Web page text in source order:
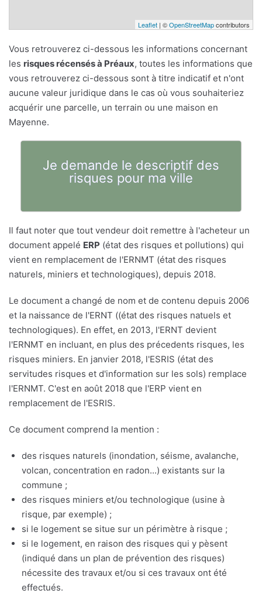
Leaflet | ©OpenStreetMapcontributors
Vous retrouverez ci-dessous les informations concernant
les risques récensés à Préaux, toutes les informations que
vous retrouverez ci-dessous sont à titre indicatif et n'ont
aucune valeur juridique dans le cas où vous souhaiteriez
acquérir une parcelle, un terrain ou une maison en
Mayenne.
Je demande le descriptif des
risques pour ma ville
Il faut noter que tout vendeur doit remettre à l'acheteur un
document appelé ERP (état des risques et pollutions) qui
vient en remplacement de l'ERNMT (état des risques
naturels, miniers et technologiques), depuis 2018.
Le document a changé de nom et de contenu depuis 2006
et la naissance de l'ERNT ((état des risques natuels et
technologiques). En effet, en 2013, l'ERNT devient
l'ERNMT en incluant, en plus des précedents risques, les
risques miniers. En janvier 2018, l'ESRIS (état des
servitudes risques et d'information sur les sols) remplace
l'ERNMT. C'est en août 2018 que l'ERP vient en
remplacement de l'ESRIS.
Ce document comprend la mention :
des risques naturels (inondation, séisme, avalanche,
volcan, concentration en radon...) existants sur la
commune ;
des risques miniers et/ou technologique (usine à
risque, par exemple) ;
si le logement se situe sur un périmètre à risque ;
si le logement, en raison des risques qui y pèsent
(indiqué dans un plan de prévention des risques)
nécessite des travaux et/ou si ces travaux ont été
effectués.